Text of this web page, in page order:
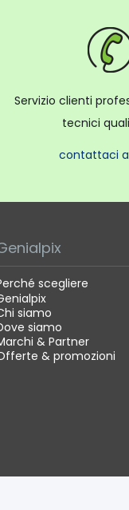
Servizio clienti
tecnici
contattaci
scegliere
siamo
siamo
& Partner
& promozioni